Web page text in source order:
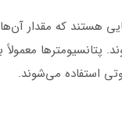
هستند که مقدار
پتانسیومترها
استفاده می‌شوند.